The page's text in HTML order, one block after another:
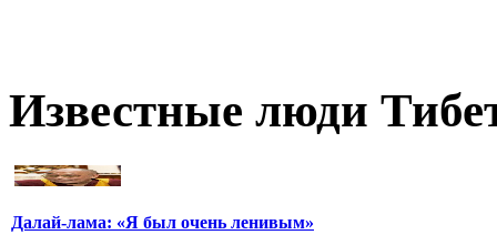
Известные люди
Далай-лама: «Я был очень ленивым»